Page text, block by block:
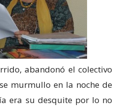
abandonó el colectivo
murmullo en la noche de
era su desquite por lo no